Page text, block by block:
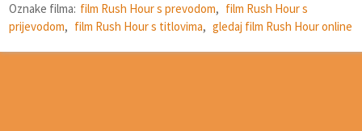
Oznake filma: film Rush Hour s prevodom, film Rush Hour s
prijevodom, film Rush Hour s titlovima, gledaj film Rush Hour online